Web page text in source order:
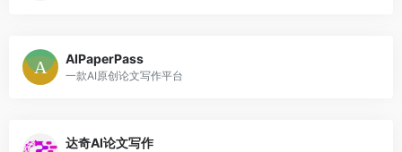
AIPaperPass
一款AI原创论文写作平台
达奇AI论文写作